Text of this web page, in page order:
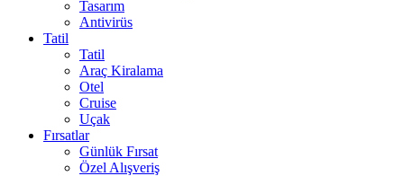
Tasarım
Antivirüs
Tatil
Tatil
Araç Kiralama
Otel
Cruise
Uçak
Fırsatlar
Günlük Fırsat
Özel Alışveriş